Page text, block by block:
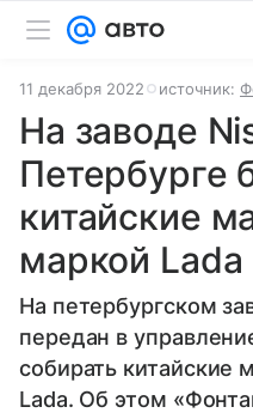
11 декабря 2022 источник:
На заводе
Петербурге
китайские
маркой Lada
На петербургском
передан в
собирать
Lada. Об этом